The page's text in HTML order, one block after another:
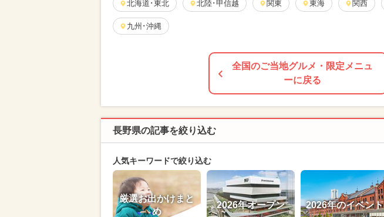
北海道･東北 北陸･甲信越 関東 東海 関西
九州･沖縄
全国のご当地グルメ・限定メニュ
ーに戻る
長野県の記事を絞り込む
人気キーワードで絞り込む
厳選お出かけまと
め
2026年オープン 2026年のイベント